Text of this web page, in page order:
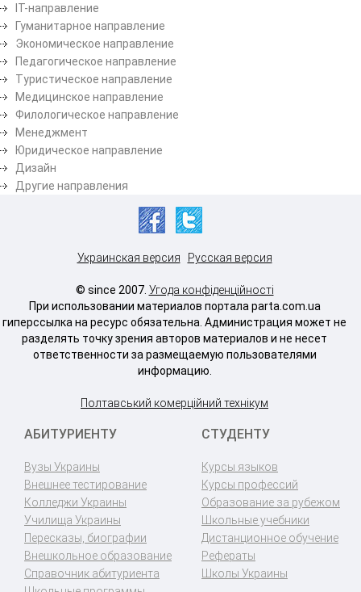
ІТ-направление
Гуманитарное направление
Экономическое направление
Педагогическое направление
Туристическое направление
Медицинское направление
Филологическое направление
Менеджмент
Юридическое направление
Дизайн
Другие направления
Украинская версия Русская версия
© since 2007. Угода конфіденційності
При использовании материалов портала parta.com.ua
гиперссылка на ресурс обязательна. Администрация может не
разделять точку зрения авторов материалов и не несет
ответственности за размещаемую пользователями
информацию.
Полтавський комерційний технікум
АБИТУРИЕНТУ
Вузы Украины
Внешнее тестирование
Колледжи Украины
Училища Украины
Пересказы, биографии
Внешкольное образование
Справочник абитуриента
СТУДЕНТУ
Курсы языков
Курсы профессий
Образование за рубежом
Школьные учебники
Дистанционное обучение
Рефераты
Школы Украины